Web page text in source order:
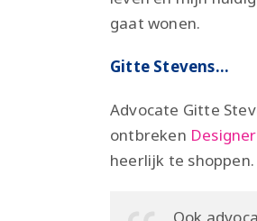
gaat wonen.
Gitte Stevens…
Advocate Gitte
ontbreken
heerlijk te shoppen.
Ook